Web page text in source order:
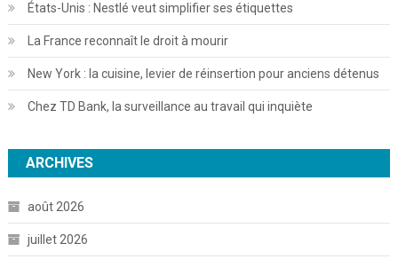
États-Unis : Nestlé veut simplifier ses étiquettes
La France reconnaît le droit à mourir
New York : la cuisine, levier de réinsertion pour anciens détenus
Chez TD Bank, la surveillance au travail qui inquiète
ARCHIVES
août 2026
juillet 2026